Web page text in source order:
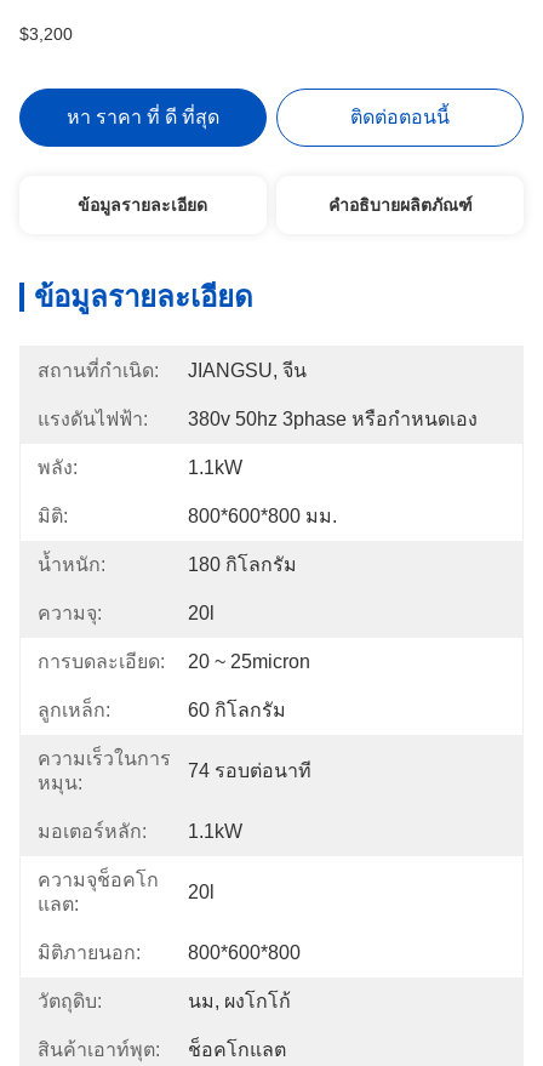
$3,200
หา ราคา ที่ ดี ที่สุด ติดต่อตอนนี้
ข้อมูลรายละเอียด คำอธิบายผลิตภัณฑ์
ข้อมูลรายละเอียด
สถานที่กำเนิด: JIANGSU, จีน
แรงดันไฟฟ้า: 380v 50hz 3phase หรือกำหนดเอง
พลัง: 1.1kW
มิติ: 800*600*800 มม.
น้ำหนัก: 180 กิโลกรัม
ความจุ: 20l
การบดละเอียด: 20 ~ 25micron
ลูกเหล็ก: 60 กิโลกรัม
ความเร็วในการ
หมุน:
74 รอบต่อนาที
มอเตอร์หลัก: 1.1kW
ความจุช็อคโก
แลต:
20l
มิติภายนอก: 800*600*800
วัตถุดิบ: นม, ผงโกโก้
สินค้าเอาท์พุต: ช็อคโกแลต